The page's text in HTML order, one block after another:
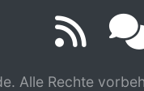
Alle Rechte